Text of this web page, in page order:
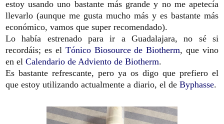
estoy usando uno bastante más grande y no me apetecía
llevarlo (aunque me gusta mucho más y es bastante más
económico, vamos que super recomendado).
Lo había estrenado para ir a Guadalajara, no sé si
recordáis; es el Tónico Biosource de Biotherm, que vino
en el Calendario de Adviento de Biotherm.
Es bastante refrescante, pero ya os digo que prefiero el
que estoy utilizando actualmente a diario, el de Byphasse.